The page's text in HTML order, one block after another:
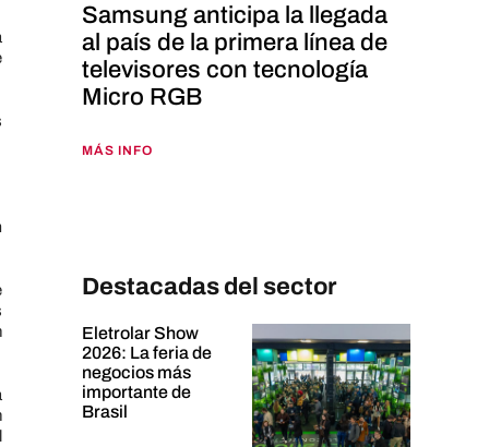
Samsung anticipa la llegada
al país de la primera línea de
televisores con tecnología
Micro RGB
MÁS INFO
Destacadas del sector
Eletrolar Show
2026: La feria de
negocios más
importante de
Brasil